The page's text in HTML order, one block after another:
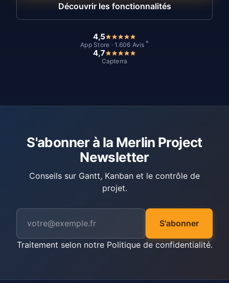
Découvrir les fonctionnalités
4,5
App Store · 1.606 Avis *
4,7
Capterra
S'abonner à la Merlin Project
Newsletter
Conseils sur Gantt, Kanban et le contrôle de
projet.
S'abonner
Traitement selon notre Politique de confidentialité.